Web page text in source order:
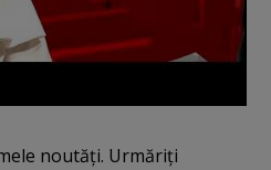
noutăți. Urmăriți